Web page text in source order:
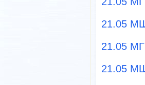
21.05
21.05
21.05 МШ